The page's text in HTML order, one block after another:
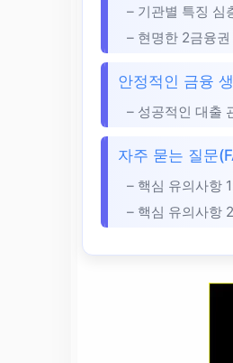
– 기관별 특징 심
– 현명한 2금융
안정적인 금융
– 성공적인 대출
자주 묻는 질문
– 핵심 유의사항
– 핵심 유의사항